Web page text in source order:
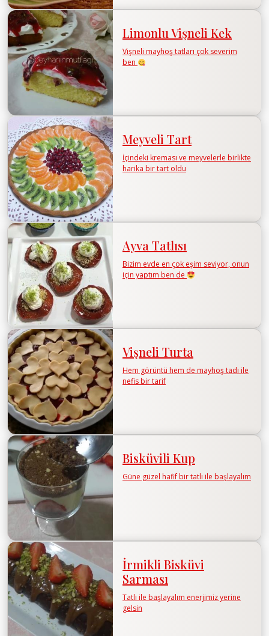
Limonlu Vişneli Kek
Vişneli mayhoş tatları çok severim
ben
Meyveli Tart
İçindeki kreması ve meyvelerle birlikte
harika bir tart oldu
Ayva Tatlısı
Bizim evde en çok eşim seviyor, onun
için yaptım ben de
Vişneli Turta
Hem görüntü hem de mayhoş tadı ile
nefis bir tarif
Bisküvili Kup
Güne güzel hafif bir tatlı ile başlayalım
İrmikli Bisküvi
Sarması
Tatlı ile başlayalım enerjimiz yerine
gelsin